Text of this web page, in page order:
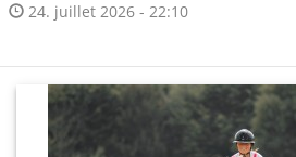
24. juillet 2026 - 22:10